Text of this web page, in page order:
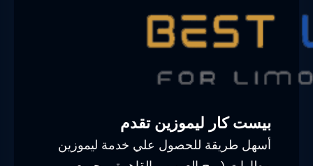
بيست كار ليموزين تقدم
أسهل طريقة للحصول علي خدمة ليموزين